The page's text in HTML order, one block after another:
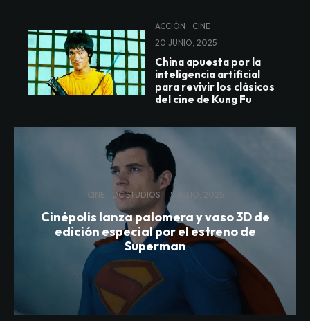
ACCIÓN CINE ·
20 JUNIO, 2025
China apuesta por la
inteligencia artificial
para revivir los clásicos
del cine de Kung Fu
CINE DC STUDIOS · 8 JULIO, 2025
Cinépolis lanza palomera y vaso 3D de
edición especial por el estreno de
Superman